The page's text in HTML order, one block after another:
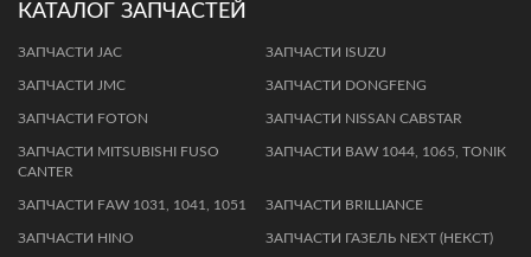
КАТАЛОГ ЗАПЧАСТЕЙ
ЗАПЧАСТИ JAC ЗАПЧАСТИ ISUZU
ЗАПЧАСТИ JMC ЗАПЧАСТИ DONGFENG
ЗАПЧАСТИ FOTON ЗАПЧАСТИ NISSAN CABSTAR
ЗАПЧАСТИ MITSUBISHI FUSO
CANTER
ЗАПЧАСТИ BАW 1044, 1065, TОNIК
ЗAПЧAСТИ FАW 1031, 1041, 1051 ЗАПЧАСТИ BRILLIANCE
ЗАПЧАСТИ HINO ЗАПЧАСТИ ГАЗЕЛЬ NEXT (НЕКСТ)